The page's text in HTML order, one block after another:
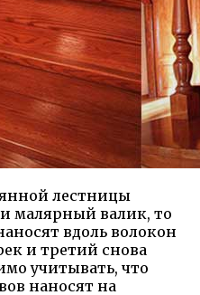
лестницы
малярный валик, то
вдоль волокон
и третий снова
учитывать, что
наносят на